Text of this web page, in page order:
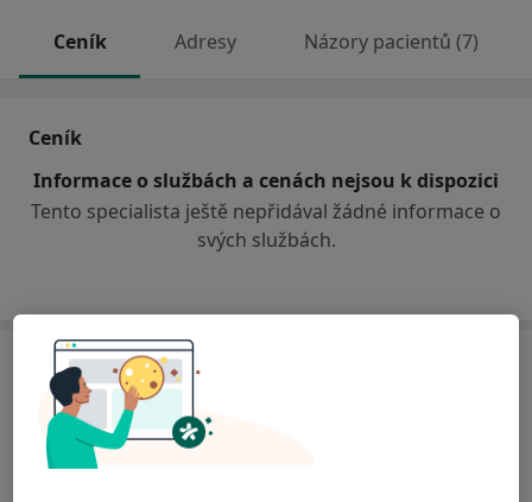
Ceník Adresy Názory pacientů (7)
Ceník
Informace o službách a cenách nejsou k dispozici
Tento specialista ještě nepřidával žádné informace o
svých službách.
Adresa
Sam. ordinace PL pro dospělé
náměstí Míru 285,